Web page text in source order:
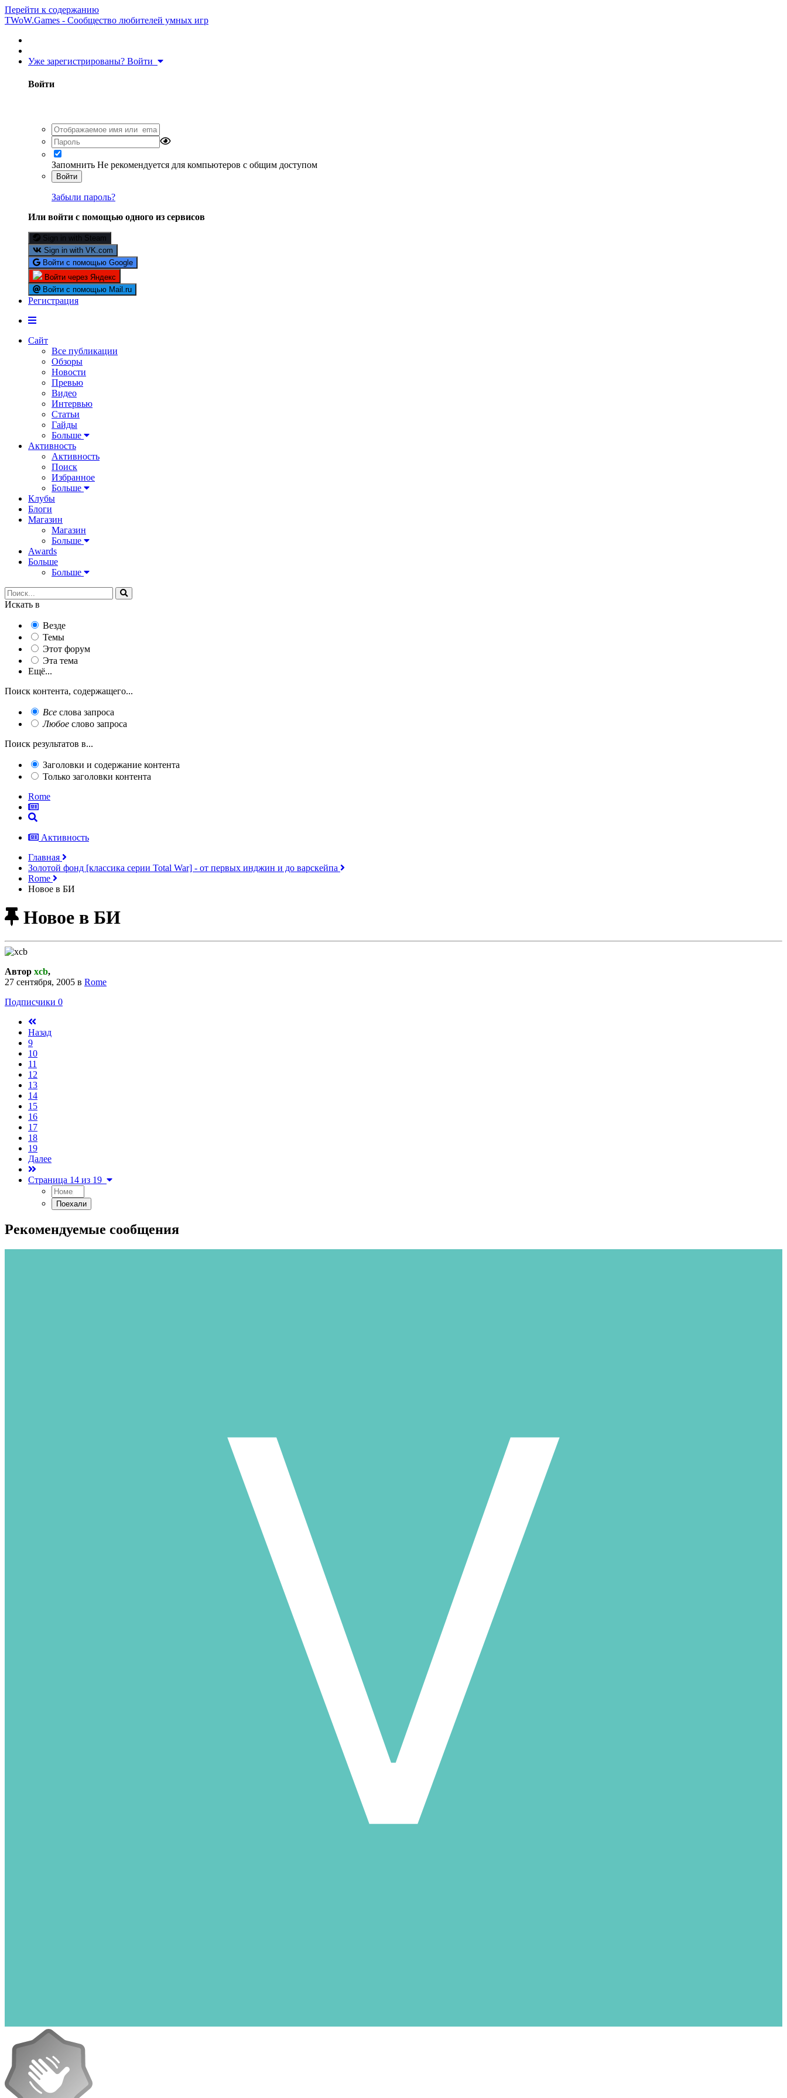
Перейти к содержанию
TWoW.Games - Сообщество любителей умных игр
Уже зарегистрированы? Войти
Войти
Запомнить Не рекомендуется для компьютеров с общим доступом
Войти
Забыли пароль?
Или войти с помощью одного из сервисов
Sign in with Steam
Sign in with VK.com
Войти с помощью Google
Войти через Яндекс
Войти с помощью Mail.ru
Регистрация
Сайт
Все публикации
Обзоры
Новости
Превью
Видео
Интервью
Статьи
Гайды
Больше
Активность
Активность
Поиск
Избранное
Больше
Клубы
Блоги
Магазин
Магазин
Больше
Awards
Больше
Больше
Искать в
Везде
Темы
Этот форум
Эта тема
Ещё...
Поиск контента, содержащего...
Все слова запроса
Любое слово запроса
Поиск результатов в...
Заголовки и содержание контента
Только заголовки контента
Rome
Активность
Главная
Золотой фонд [классика серии Total War] - от первых инджин и до варскейпа
Rome
Новое в БИ
Новое в БИ
Автор xcb,
27 сентября, 2005 в Rome
Подписчики 0
Назад
9
10
11
12
13
14
15
16
17
18
19
Далее
Страница 14 из 19
Рекомендуемые сообщения